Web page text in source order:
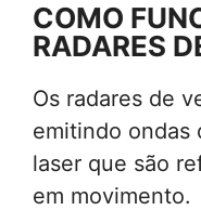
COMO
RADARES
Os radares de
emitindo ondas
laser que são
em movimento.